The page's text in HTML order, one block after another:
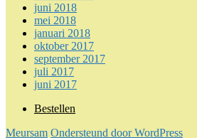
juni 2018
mei 2018
januari 2018
oktober 2017
september 2017
juli 2017
juni 2017
Bestellen
Meursam Ondersteund door WordPress